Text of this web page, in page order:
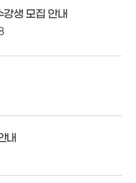
생 모집 안내
내